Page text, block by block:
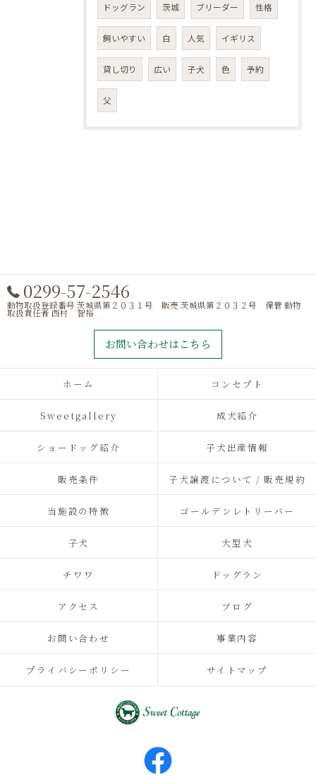
ドッグラン 茨城 ブリーダー 性格
飼いやすい 白 人気 イギリス
貸し切り 広い 子犬 色 予約
父
0299-57-2546
動物取扱登録番号 茨城県第２０３１号 販売 茨城県第２０３２号 保管 動物
取扱責任者 西村 智裕
お問い合わせはこちら
ホーム コンセプト
Sweetgallery 成犬紹介
ショードッグ紹介 子犬出産情報
販売条件 子犬譲渡について / 販売規約
当施設の特徴 ゴールデンレトリーバー
子犬 大型犬
チワワ ドッグラン
アクセス ブログ
お問い合わせ 事業内容
プライバシーポリシー サイトマップ